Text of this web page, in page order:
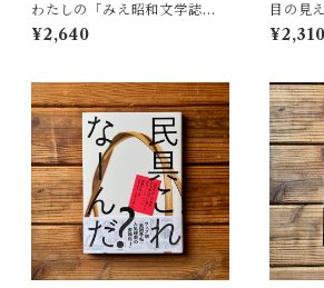
わたしの「みえ昭和文学誌」 |
藤田 明
¥2,640
目の見
トを見
¥2,310